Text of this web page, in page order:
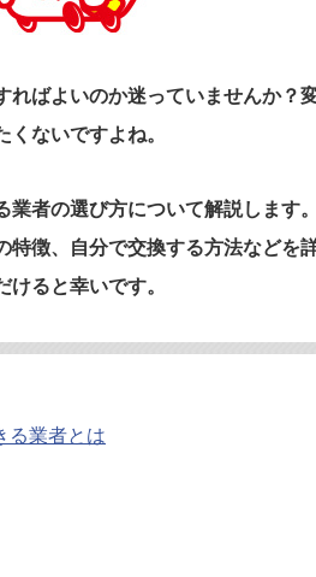
ればよいのか迷っていませんか？
ないですよね。
業者の選び方について解説します
特徴、自分で交換する方法などを
ると幸いです。
る業者とは